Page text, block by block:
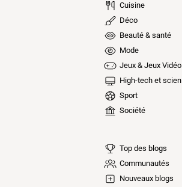
Cuisine
Déco
Beauté & santé
Mode
Jeux & Jeux Vidéo
High-tech et sciences
Sport
Société
Top des blogs
Communautés
Nouveaux blogs